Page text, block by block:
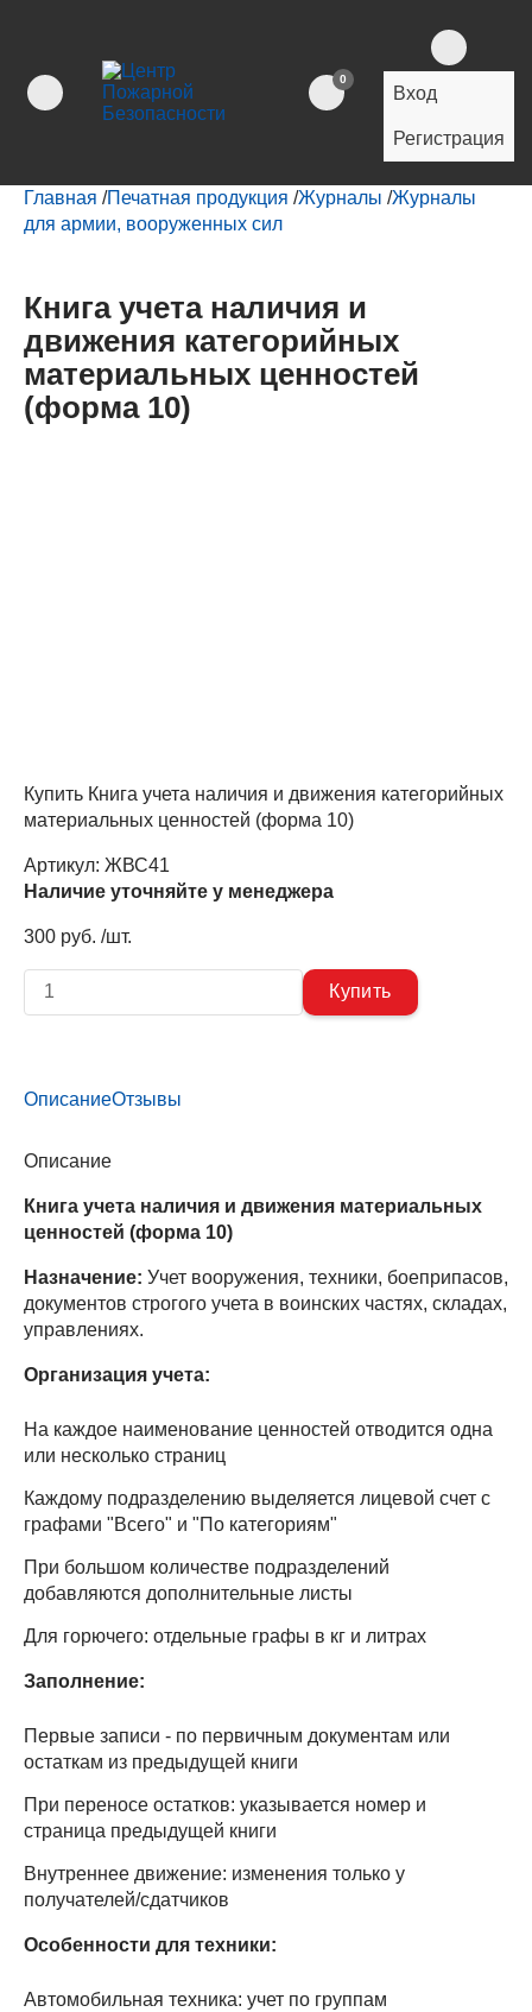
0
Вход
Регистрация
Главная /Печатная продукция /Журналы /Журналы
для армии, вооруженных сил
Книга учета наличия и
движения категорийных
материальных ценностей
(форма 10)
Купить Книга учета наличия и движения категорийных
материальных ценностей (форма 10)
Артикул: ЖВС41
Наличие уточняйте у менеджера
300 руб. /шт.
ОписаниеОтзывы
Описание
Книга учета наличия и движения материальных
ценностей (форма 10)
Назначение: Учет вооружения, техники, боеприпасов,
документов строгого учета в воинских частях, складах,
управлениях.
Организация учета:
На каждое наименование ценностей отводится одна
или несколько страниц
Каждому подразделению выделяется лицевой счет с
графами "Всего" и "По категориям"
При большом количестве подразделений
добавляются дополнительные листы
Для горючего: отдельные графы в кг и литрах
Заполнение:
Первые записи - по первичным документам или
остаткам из предыдущей книги
При переносе остатков: указывается номер и
страница предыдущей книги
Внутреннее движение: изменения только у
получателей/сдатчиков
Особенности для техники:
Автомобильная техника: учет по группам